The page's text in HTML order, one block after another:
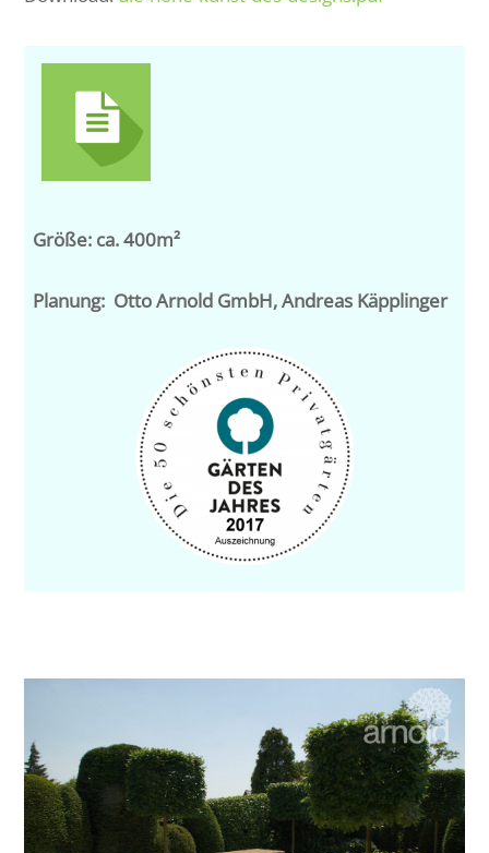
Größe: ca. 400m²
Planung: Otto Arnold GmbH, Andreas Käpplinger